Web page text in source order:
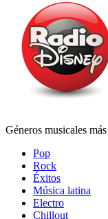
Géneros musicales
Pop
Rock
Éxitos
Música latina
Electro
Chillout